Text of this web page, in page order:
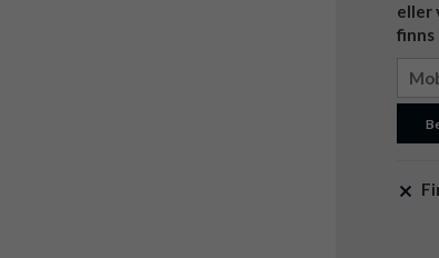
eller
finns